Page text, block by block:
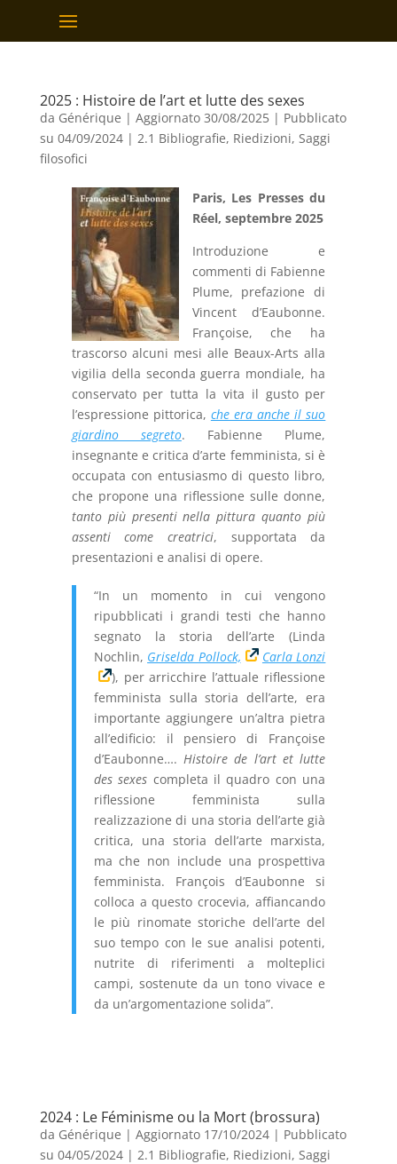
2025 : Histoire de l’art et lutte des sexes
da Générique | Aggiornato 30/08/2025 | Pubblicato
su 04/09/2024| 2.1 Bibliografie, Riedizioni, Saggi
filosofici
Paris, Les Presses du
Réel, septembre 2025
Introduzione e
commenti di Fabienne
Plume, prefazione di
Vincent d’Eaubonne.
Françoise, che ha
trascorso alcuni mesi alle Beaux-Arts alla
vigilia della seconda guerra mondiale, ha
conservato per tutta la vita il gusto per
l’espressione pittorica, che era anche il suo
giardino segreto. Fabienne Plume,
insegnante e critica d’arte femminista, si è
occupata con entusiasmo di questo libro,
che propone una riflessione sulle donne,
tanto più presenti nella pittura quanto più
assenti come creatrici, supportata da
presentazioni e analisi di opere.
“In un momento in cui vengono
ripubblicati i grandi testi che hanno
segnato la storia dell’arte (Linda
Nochlin, Griselda Pollock,
Carla Lonzi
), per arricchire l’attuale riflessione
femminista sulla storia dell’arte, era
importante aggiungere un’altra pietra
all’edificio: il pensiero di Françoise
d’Eaubonne…. Histoire de l’art et lutte
des sexes completa il quadro con una
riflessione femminista sulla
realizzazione di una storia dell’arte già
critica, una storia dell’arte marxista,
ma che non include una prospettiva
femminista. François d’Eaubonne si
colloca a questo crocevia, affiancando
le più rinomate storiche dell’arte del
suo tempo con le sue analisi potenti,
nutrite di riferimenti a molteplici
campi, sostenute da un tono vivace e
da un’argomentazione solida”.
2024 : Le Féminisme ou la Mort (brossura)
da Générique | Aggiornato 17/10/2024 | Pubblicato
su 04/05/2024| 2.1 Bibliografie, Riedizioni, Saggi